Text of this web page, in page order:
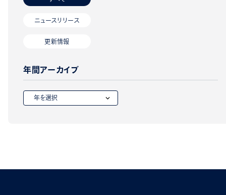
ニュースリリース
更新情報
年間アーカイブ